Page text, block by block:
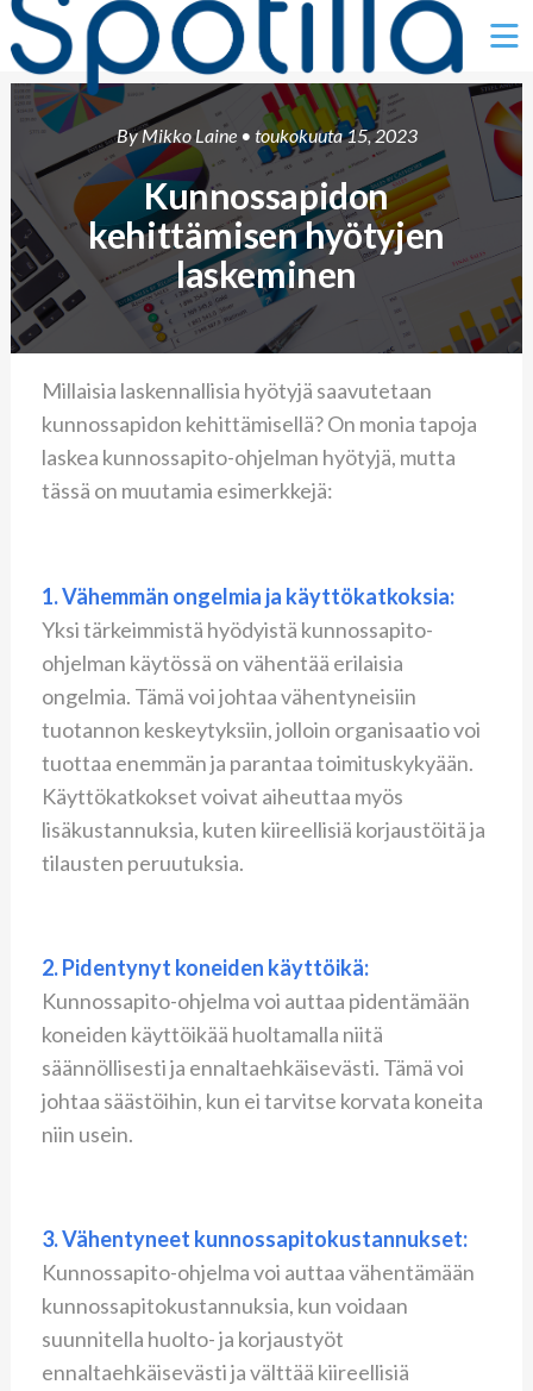
Ë
ByMikko Laine• toukokuuta 15, 2023
Kunnossapidon
kehittämisen hyötyjen
laskeminen
Millaisia laskennallisia hyötyjä saavutetaan
kunnossapidon kehittämisellä? On monia tapoja
laskea kunnossapito-ohjelman hyötyjä, mutta
tässä on muutamia esimerkkejä:
1. Vähemmän ongelmia ja käyttökatkoksia:
Yksi tärkeimmistä hyödyistä kunnossapito-
ohjelman käytössä on vähentää erilaisia
ongelmia. Tämä voi johtaa vähentyneisiin
tuotannon keskeytyksiin, jolloin organisaatio voi
tuottaa enemmän ja parantaa toimituskykyään.
Käyttökatkokset voivat aiheuttaa myös
lisäkustannuksia, kuten kiireellisiä korjaustöitä ja
tilausten peruutuksia.
2. Pidentynyt koneiden käyttöikä:
Kunnossapito-ohjelma voi auttaa pidentämään
koneiden käyttöikää huoltamalla niitä
säännöllisesti ja ennaltaehkäisevästi. Tämä voi
johtaa säästöihin, kun ei tarvitse korvata koneita
niin usein.
3. Vähentyneet kunnossapitokustannukset:
Kunnossapito-ohjelma voi auttaa vähentämään
kunnossapitokustannuksia, kun voidaan
suunnitella huolto- ja korjaustyöt
ennaltaehkäisevästi ja välttää kiireellisiä